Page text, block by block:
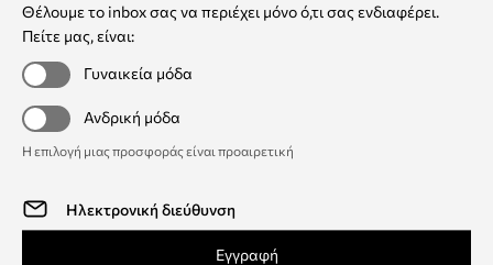
Θέλουμε το inbox σας να περιέχει μόνο ό,τι σας ενδιαφέρει.
Πείτε μας, είναι:
Γυναικεία μόδα
Ανδρική μόδα
Η επιλογή μιας προσφοράς είναι προαιρετική
Εγγραφή